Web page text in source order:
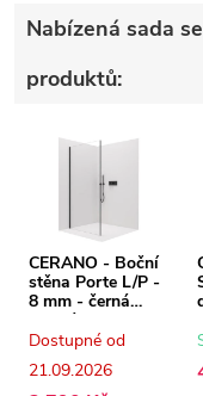
Nabízená sada
produktů:
CERANO - Boční
stěna Porte L/P -
8 mm - černá
matná,
transparentní sklo
Dostupné od
21.09.2026